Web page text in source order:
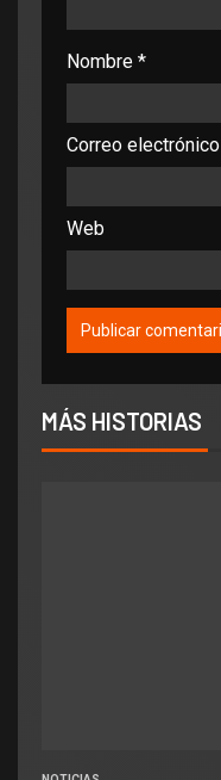
Nombre *
Correo electrónico
Web
MÁS HISTORIAS